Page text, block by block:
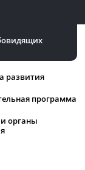
развития
программа
органы